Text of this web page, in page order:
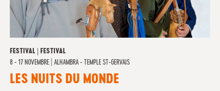
FESTIVAL | FESTIVAL
8 - 17 NOVEMBRE
ALHAMBRA - TEMPLE ST-GERVAIS
LES NUITS DU MONDE